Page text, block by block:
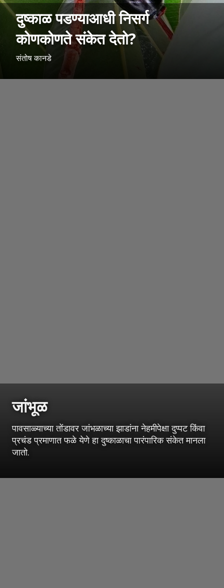
दुष्काळ पडण्याआधी निसर्ग
कोणकोणते संकेत देतो?
संतोष कानडे
जांभूळ
पावसाळ्याच्या तोंडावर जांभळाच्या झाडांना नेहमीपेक्षा दुप्पट किंवा
प्रचंड प्रमाणात फळे येणे हा दुष्काळाचा पारंपारिक संकेत मानला
जातो.